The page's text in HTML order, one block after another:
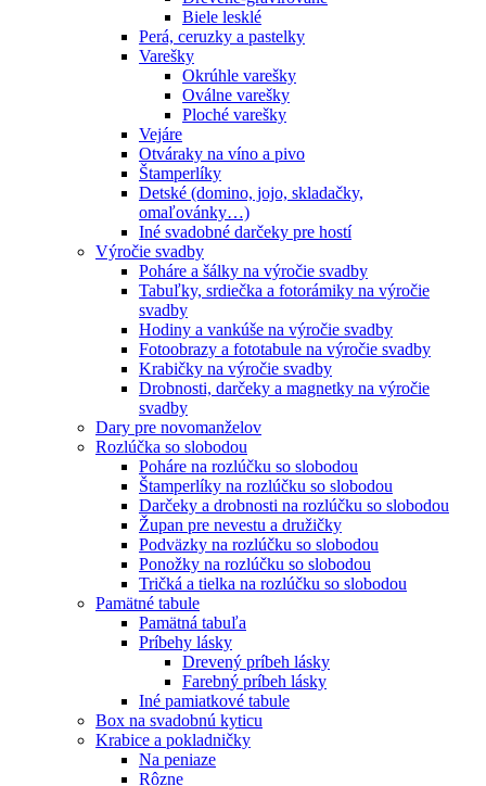
Biele lesklé
Perá, ceruzky a pastelky
Varešky
Okrúhle varešky
Oválne varešky
Ploché varešky
Vejáre
Otváraky na víno a pivo
Štamperlíky
Detské (domino, jojo, skladačky,
omaľovánky…)
Iné svadobné darčeky pre hostí
Výročie svadby
Poháre a šálky na výročie svadby
Tabuľky, srdiečka a fotorámiky na výročie
svadby
Hodiny a vankúše na výročie svadby
Fotoobrazy a fototabule na výročie svadby
Krabičky na výročie svadby
Drobnosti, darčeky a magnetky na výročie
svadby
Dary pre novomanželov
Rozlúčka so slobodou
Poháre na rozlúčku so slobodou
Štamperlíky na rozlúčku so slobodou
Darčeky a drobnosti na rozlúčku so slobodou
Župan pre nevestu a družičky
Podväzky na rozlúčku so slobodou
Ponožky na rozlúčku so slobodou
Tričká a tielka na rozlúčku so slobodou
Pamätné tabule
Pamätná tabuľa
Príbehy lásky
Drevený príbeh lásky
Farebný príbeh lásky
Iné pamiatkové tabule
Box na svadobnú kyticu
Krabice a pokladničky
Na peniaze
Rôzne